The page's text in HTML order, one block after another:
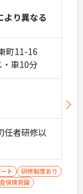
り異なる
町11-16
・車10分
者研修以
ト
研修制度あり
保険完備